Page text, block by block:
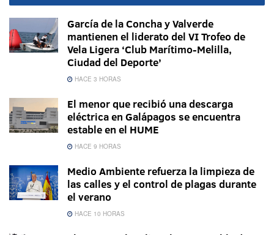
García de la Concha y Valverde
mantienen el liderato del VI Trofeo de
Vela Ligera ‘Club Marítimo-Melilla,
Ciudad del Deporte’
HACE 3 HORAS
El menor que recibió una descarga
eléctrica en Galápagos se encuentra
estable en el HUME
HACE 9 HORAS
Medio Ambiente refuerza la limpieza de
las calles y el control de plagas durante
el verano
HACE 10 HORAS